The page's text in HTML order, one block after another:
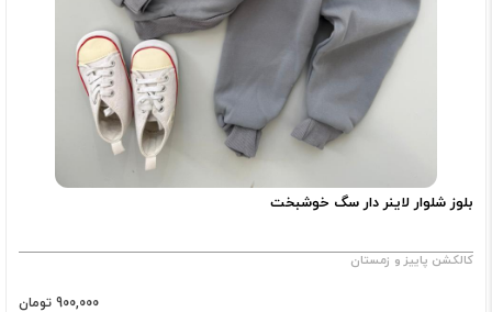
بلوز شلوار لاینر دار سگ خوشبخت
کالکشن پاییز و زمستان
900,000 تومان